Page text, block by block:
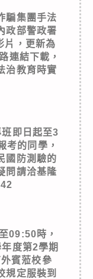
騙集團手法
政部警政署
片，更新為
連結下載，
治教育時實
即日起至3
考的同學，
國防測驗的
問請洽基隆
09:50時，
度第2學期
賓蒞校參
規定服裝到